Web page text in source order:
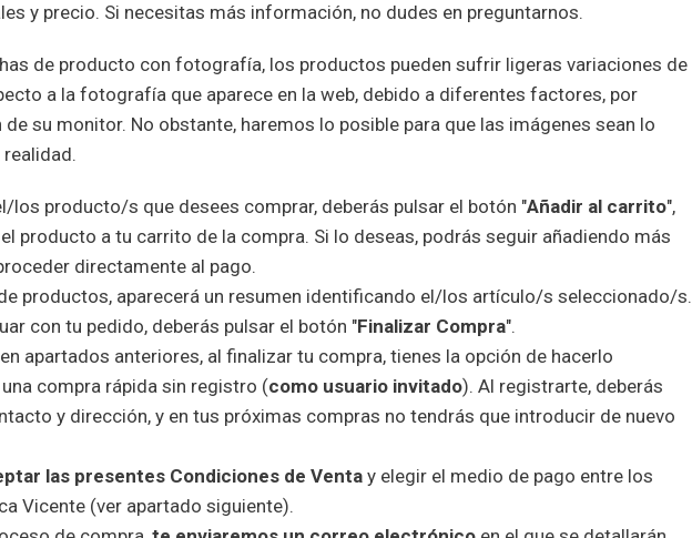
y precio. Si necesitas más información, no dudes en preguntarnos.
de producto con fotografía, los productos pueden sufrir ligeras variaciones de
a la fotografía que aparece en la web, debido a diferentes factores, por
su monitor. No obstante, haremos lo posible para que las imágenes sean lo
los producto/s que desees comprar, deberás pulsar el botón "Añadir al carrito",
producto a tu carrito de la compra. Si lo deseas, podrás seguir añadiendo más
directamente al pago.
productos, aparecerá un resumen identificando el/los artículo/s seleccionado/s.
con tu pedido, deberás pulsar el botón "Finalizar Compra".
apartados anteriores, al finalizar tu compra, tienes la opción de hacerlo
una compra rápida sin registro (como usuario invitado). Al registrarte, deberás
y dirección, y en tus próximas compras no tendrás que introducir de nuevo
las presentes Condiciones de Venta y elegir el medio de pago entre los
Vicente (ver apartado siguiente).